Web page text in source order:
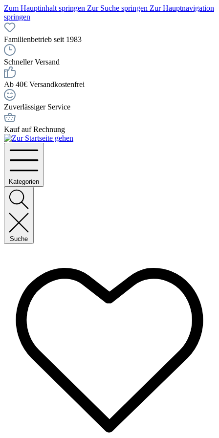
Zum Hauptinhalt springen Zur Suche springen Zur Hauptnavigation
springen
Familienbetrieb seit 1983
Schneller Versand
Ab 40€ Versandkostenfrei
Zuverlässiger Service
Kauf auf Rechnung
Kategorien
Suche